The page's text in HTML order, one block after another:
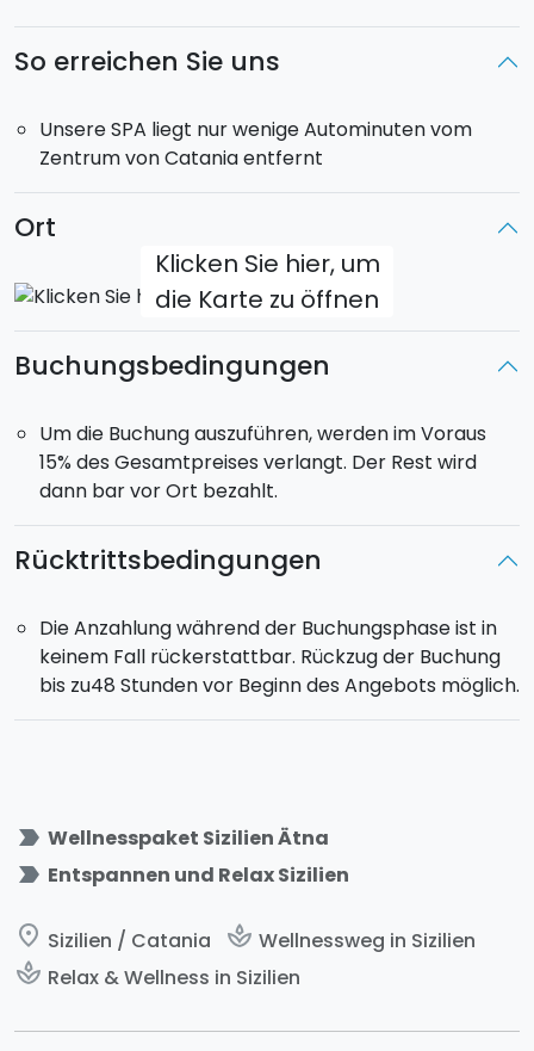
Temperaturen bis zu 52°C und Heu aus Sizilien.
Finnische Sauna: trockene und intensive Wärme,
Spannungen zu lösen und den Körper zu reinigen.
Aufguss-Ritual: geführtes Erlebnis mit
aromatischem Dampf zur Steigerung von
Wohlbefinden und Reinigung.
Algen, ideal zur Regeneration sowie für Energie und
Vitalität.
Kneipp-Parcours: hydrotherapeutischer Weg mit
Warm-/Kaltwechsel zur Förderung der Durchblutung
und Stärkung des Immunsystems.
Reinigung der Atemwege und Aktivierung des
Stoffwechsels.
Dampfbad : Türkisches Bad für intensive Entgiftung
und Muskelentspannung.
Pool und Solarium: Innen- und Außenbereiche zur
Ein umfassendes Sinneserlebnis, das dir eine Auszeit
voller Entspannung und Regeneration bietet.
So erreichen Sie uns
Unsere SPA liegt nur wenige Autominuten vom
Zentrum von Catania entfernt
Ort
Klicken Sie hier, um
die Karte zu öffnen
Buchungsbedingungen
Um die Buchung auszuführen, werden im Voraus
15% des Gesamtpreises verlangt. Der Rest wird
dann bar vor Ort bezahlt.
Rücktrittsbedingungen
Die Anzahlung während der Buchungsphase ist in
keinem Fall rückerstattbar. Rückzug der Buchung
bis zu48 Stunden vor Beginn des Angebots möglich.
label_important Wellnesspaket Sizilien Ätna
label_important Entspannen und Relax Sizilien
place Sizilien / Catania spa Wellnessweg in Sizilien
spa Relax & Wellness in Sizilien